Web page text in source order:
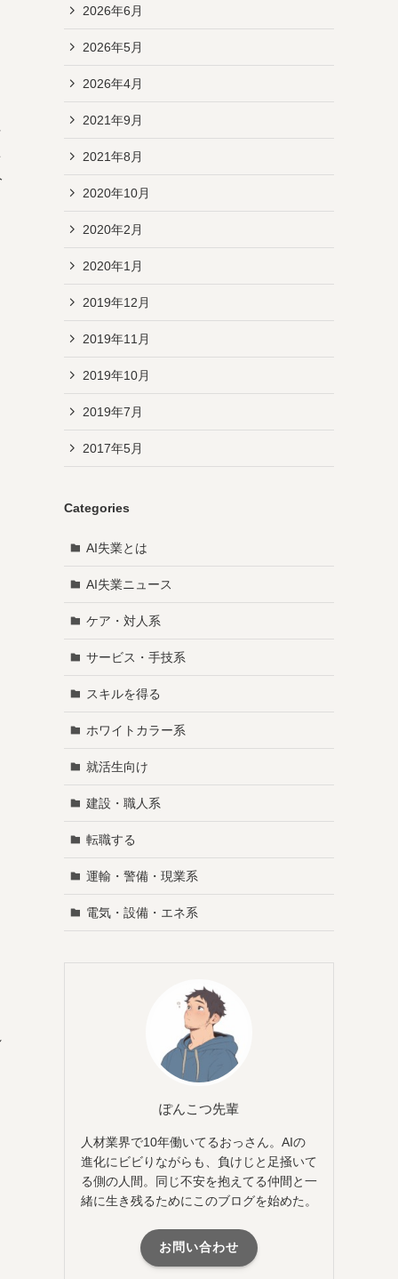
2026年6月
2026年5月
2026年4月
2021年9月
2021年8月
2020年10月
2020年2月
2020年1月
2019年12月
2019年11月
2019年10月
2019年7月
2017年5月
Categories
AI失業とは
AI失業ニュース
ケア・対人系
サービス・手技系
スキルを得る
ホワイトカラー系
就活生向け
建設・職人系
転職する
運輸・警備・現業系
電気・設備・エネ系
ぽんこつ先輩
人材業界で10年働いてるおっさん。AIの
進化にビビりながらも、負けじと足掻いて
る側の人間。同じ不安を抱えてる仲間と一
緒に生き残るためにこのブログを始めた。
お問い合わせ